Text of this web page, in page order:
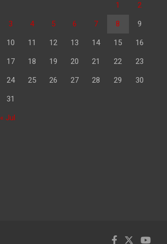
1 2
3 4 5 6 7 8 9
10 11 12 13 14 15 16
17 18 19 20 21 22 23
24 25 26 27 28 29 30
31
« Jul